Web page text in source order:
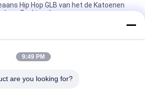
Hip Hop GLB van het de Katoenen
van Fashional
embroidery national flag special
9:49 PM
are you looking for?